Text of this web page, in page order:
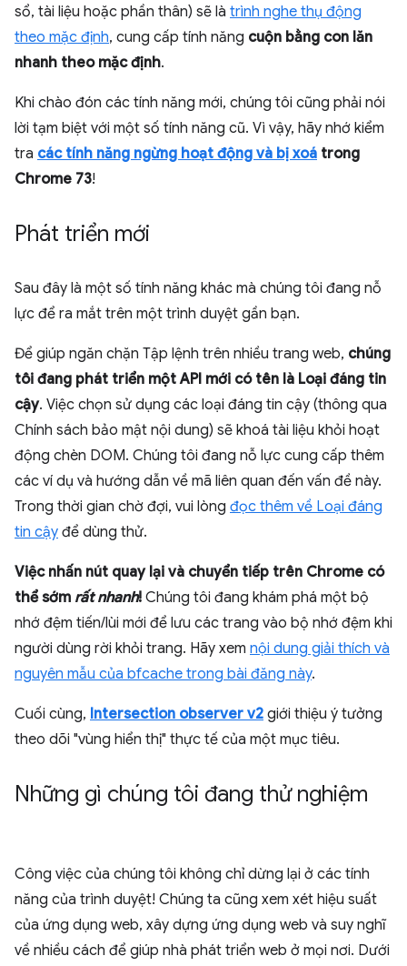
sổ, tài liệu hoặc phần thân) sẽ là trình nghe thụ động
theo mặc định, cung cấp tính năng cuộn bằng con lăn
nhanh theo mặc định.
Khi chào đón các tính năng mới, chúng tôi cũng phải nói
lời tạm biệt với một số tính năng cũ. Vì vậy, hãy nhớ kiểm
tra các tính năng ngừng hoạt động và bị xoá trong
Chrome 73!
Phát triển mới
Sau đây là một số tính năng khác mà chúng tôi đang nỗ
lực để ra mắt trên một trình duyệt gần bạn.
Để giúp ngăn chặn Tập lệnh trên nhiều trang web, chúng
tôi đang phát triển một API mới có tên là Loại đáng tin
cậy. Việc chọn sử dụng các loại đáng tin cậy (thông qua
Chính sách bảo mật nội dung) sẽ khoá tài liệu khỏi hoạt
động chèn DOM. Chúng tôi đang nỗ lực cung cấp thêm
các ví dụ và hướng dẫn về mã liên quan đến vấn đề này.
Trong thời gian chờ đợi, vui lòng đọc thêm về Loại đáng
tin cậy để dùng thử.
Việc nhấn nút quay lại và chuyển tiếp trên Chrome có
thể sớm rất nhanh! Chúng tôi đang khám phá một bộ
nhớ đệm tiến/lùi mới để lưu các trang vào bộ nhớ đệm khi
người dùng rời khỏi trang. Hãy xem nội dung giải thích và
nguyên mẫu của bfcache trong bài đăng này.
Cuối cùng, Intersection observer v2 giới thiệu ý tưởng
theo dõi "vùng hiển thị" thực tế của một mục tiêu.
Những gì chúng tôi đang thử nghiệm
Công việc của chúng tôi không chỉ dừng lại ở các tính
năng của trình duyệt! Chúng ta cũng xem xét hiệu suất
của ứng dụng web, xây dựng ứng dụng web và suy nghĩ
về nhiều cách để giúp nhà phát triển web ở mọi nơi. Dưới